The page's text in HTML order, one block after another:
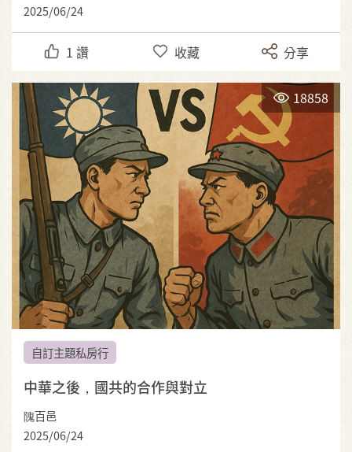
2025/06/24
1 讚 收藏 分享
18858
自訂主題私房行
中華之後，國共的合作與對立
隗百邑
2025/06/24